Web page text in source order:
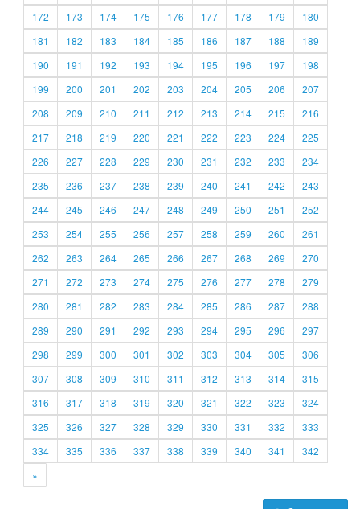
172
173 174 175 176 177 178 179
180
181
182 183 184 185 186 187 188
189
190
191 192 193 194 195 196 197
198
199
200 201 202 203 204 205 206
207
208
209 210 211 212 213 214 215
216
217
218 219 220 221 222 223 224
225
226
227 228 229 230 231 232 233
234
235
236 237 238 239 240 241 242
243
244
245 246 247 248 249 250 251
252
253
254 255 256 257 258 259 260
261
262
263 264 265 266 267 268 269
270
271
272 273 274 275 276 277 278
279
280
281 282 283 284 285 286 287
288
289
290 291 292 293 294 295 296
297
298
299 300 301 302 303 304 305
306
307
308 309 310 311 312 313 314
315
316
317 318 319 320 321 322 323
324
325
326 327 328 329 330 331 332
333
334
335 336 337 338 339 340 341
342
»